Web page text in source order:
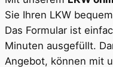
Sie Ihren LKW
Das Formular ist
Minuten ausgefüllt.
Angebot, können mit